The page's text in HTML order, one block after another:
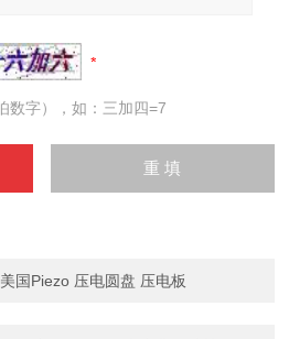
数字），如：三加四=7
国Piezo 压电圆盘 压电板